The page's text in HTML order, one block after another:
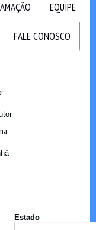
EQUIPE
FALE CONOSCO
Estado